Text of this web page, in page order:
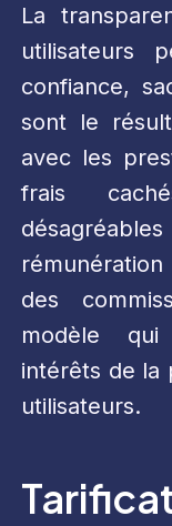
La
utilisateurs
confiance,
sont le
avec les
frais
des
modèle qui
intérêts de la
utilisateurs.